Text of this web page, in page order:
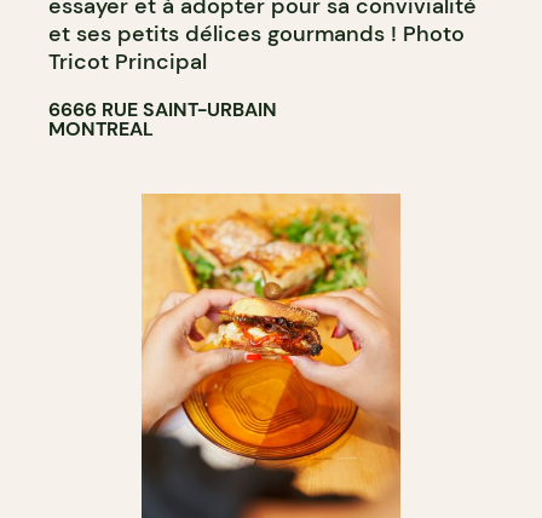
essayer et à adopter pour sa convivialité
et ses petits délices gourmands ! Photo
Tricot Principal
6666 RUE SAINT-URBAIN
MONTREAL